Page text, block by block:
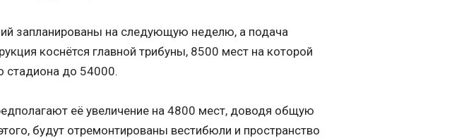
запланированы на следующую неделю, а подача
коснётся главной трибуны, 8500 мест на которой
стадиона до 54000.
её увеличение на 4800 мест, доводя общую
будут отремонтированы вестибюли и пространство